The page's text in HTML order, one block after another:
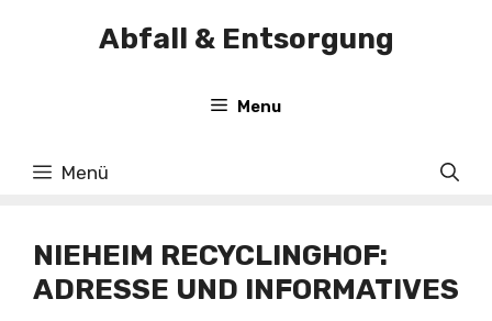
Abfall & Entsorgung
Menu
Menü
NIEHEIM RECYCLINGHOF:
ADRESSE UND INFORMATIVES